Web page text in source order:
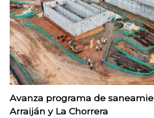
Avanza programa de
Arraiján y La Chorrera